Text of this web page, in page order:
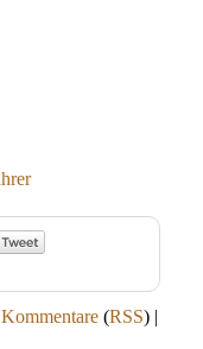
Kommentare (RSS) |